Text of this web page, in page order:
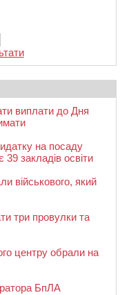
виплати до Дня
на посаду
закладів освіти
військового, який
три провулки та
центру обрали на
БпЛА